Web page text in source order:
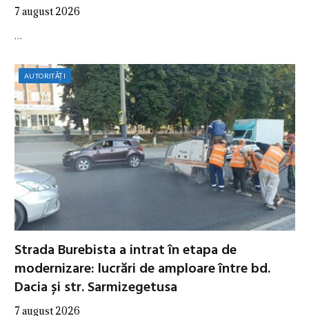
7 august 2026
…
AUTORITĂȚI
Strada Burebista a intrat în etapa de
modernizare: lucrări de amploare între bd.
Dacia și str. Sarmizegetusa
7 august 2026